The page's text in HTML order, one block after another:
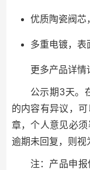
优质陶瓷阀芯
多重电镀，表
更多产品详情
公示期3天。
的内容有异议，
章，个人意见必须
逾期未回复，则视
注：产品申